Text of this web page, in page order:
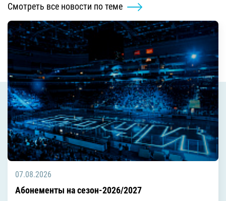
Смотреть все новости по теме
07.08.2026
Абонементы на сезон-2026/2027